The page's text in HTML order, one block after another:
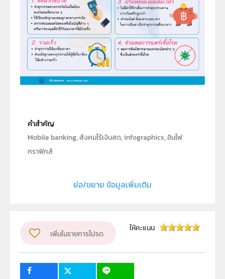
คำสำคัญ
Mobile banking, สังคมไร้เงินสด, infographics, อินโฟ
กราฟิกส์
สาขาเทคโนโลยีและฝ่ายนวัตกรรมเพื่อการเรียนรู้
วิชา
เทคโนโลยี
ระดับชั้น
ย่อ/ขยาย ข้อมูลเพิ่มเติม
เพิ่มในรายการโปรด
ให้คะแนน